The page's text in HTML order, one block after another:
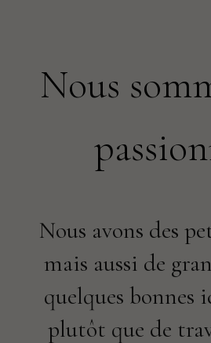
Nous
Nous avons des
mais aussi de
quelques bonnes
plutôt que de